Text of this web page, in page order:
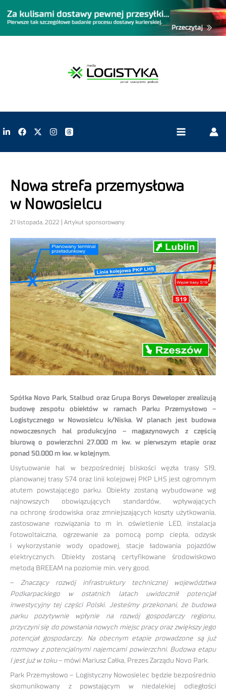
Nowa strefa przemysłowa
w Nowosielcu
21 listopada, 2022 | Artykuł sponsorowany
Spółka Novo Park, Stalbud oraz Grupa Borys Deweloper zrealizują
budowę zespołu obiektów w ramach Parku Przemysłowo –
Logistycznego w Nowosielcu k/Niska. W planach jest budowa
nowoczesnych hal produkcyjno – magazynowych z częścią
biurową o powierzchni 27.000 m kw. w pierwszym etapie oraz
ponad 50.000 m kw. w kolejnym.
Usytuowanie hal w bezpośredniej bliskości węzła trasy S19,
planowanej trasy S74 oraz linii kolejowej PKP LHS jest ogromnym
atutem powstającego parku. Obiekty zostaną wybudowane wg
najnowszych obowiązujących standardów, wpływających
na ochronę środowiska oraz zmniejszających koszty użytkowania,
zastosowane rozwiązania to m in. oświetlenie LED, instalacja
fotowoltaiczna, ogrzewanie za pomocą pomp ciepła, odzysk
i wykorzystanie wody opadowej, stacje ładowania pojazdów
elektrycznych. Obiekty zostaną certyfikowane środowiskowo
metodą BREEAM na poziomie min. very good.
–Znaczący rozwój infrastruktury technicznej województwa
Podkarpackiego w ostatnich latach uwidocznił potencjał
inwestycyjny tej części Polski. Jesteśmy przekonani, że budowa
parku pozytywnie wpłynie na rozwój gospodarczy regionu,
przyczyni się do powstania nowych miejsc pracy oraz zwiększy jego
potencjał gospodarczy. Na obecnym etapie prowadzone są już
rozmowy z potencjalnymi najemcami powierzchni. Budowa etapu
I jest już w toku– mówi Mariusz Całka, Prezes Zarządu Novo Park.
Park Przemysłowo – Logistyczny Nowosielec będzie bezpośrednio
skomunikowany z powstającym w niedalekiej odległości